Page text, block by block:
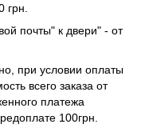
грн.
почты" к двери" - от
при условии оплаты
всего заказа от
платежа
100грн.